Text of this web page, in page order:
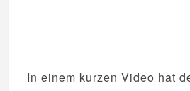
In einem kurzen Video hat